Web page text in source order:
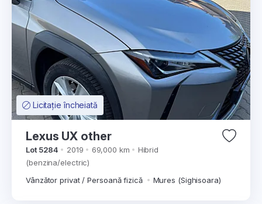
Licitație încheiată
Lexus UX other
Lot 5284 2019 69,000 km
Hibrid
(benzina/electric)
Vânzător privat / Persoană fizică
Mures (Sighisoara)